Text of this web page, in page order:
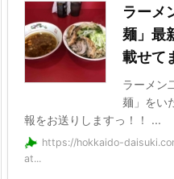
ラーメ
麺」最
載せて
ラーメン
麺」をい
報をお送りしますっ！！ ...
https://hokkaido-
at...